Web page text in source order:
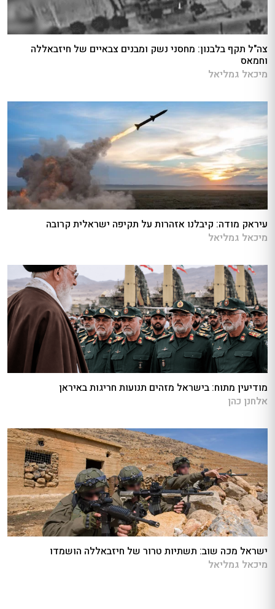
צה"ל תקף בלבנון: מחסני נשק ומבנים צבאיים של חיזבאללה
וחמאס
מיכאל גמליאל
עיראק מודה: קיבלנו אזהרות על תקיפה ישראלית קרובה
מיכאל גמליאל
מודיעין מתוח: בישראל מזהים תנועות חריגות באיראן
אלחנן כהן
ישראל מכה שוב: תשתיות טרור של חיזבאללה הושמדו
מיכאל גמליאל